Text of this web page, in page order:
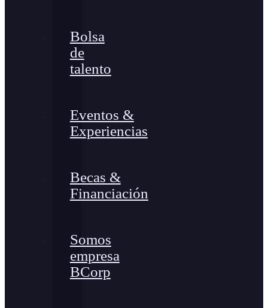
Bolsa
de
talento
Eventos &
Experiencias
Becas &
Financiación
Somos
empresa
BCorp